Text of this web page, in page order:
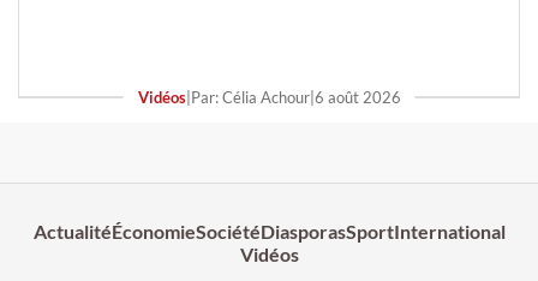
Vidéos| Par: Célia Achour| 6 août 2026
ActualitéÉconomieSociétéDiasporasSportInternational
Vidéos